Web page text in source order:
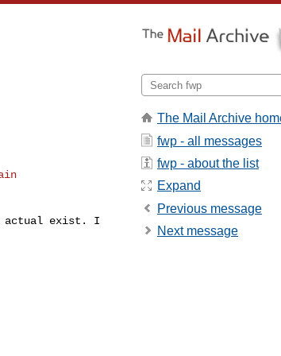
actual exist. I
The Mail Archive
fwp - all messages
fwp - about the list
Expand
Previous message
Next message